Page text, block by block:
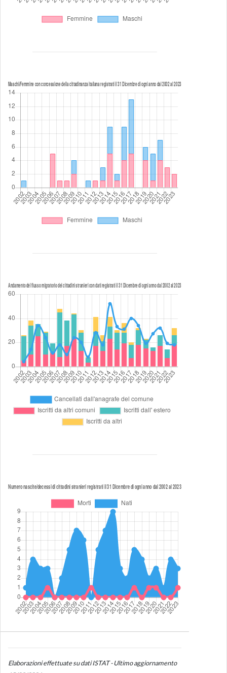
Elaborazioni effettuate su dati ISTAT - Ultimo aggiornamento